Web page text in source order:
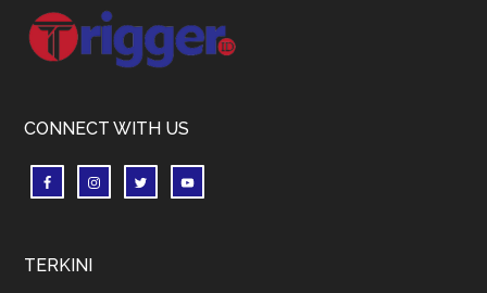
Footer
CONNECT WITH US
TERKINI